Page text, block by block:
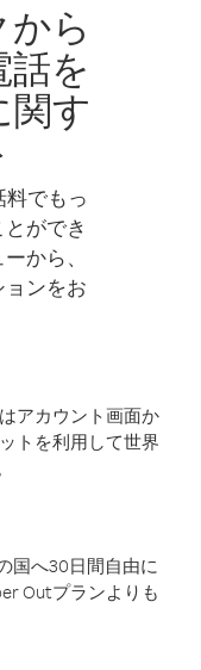
ら
を
関す
でもっ
ができ
から、
ンをお
アカウント画面か
トを利用して世界
国へ30日間自由に
Outプランよりも